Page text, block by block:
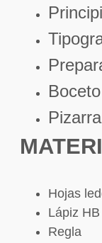
Boceto
Hojas
Lápiz HB
Regla